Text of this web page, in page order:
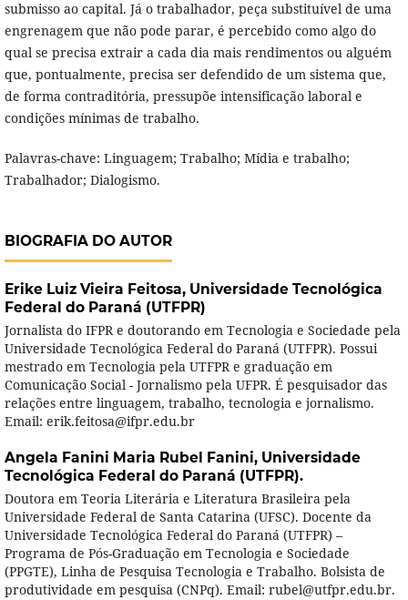
submisso ao capital. Já o trabalhador, peça substituível de uma
engrenagem que não pode parar, é percebido como algo do
qual se precisa extrair a cada dia mais rendimentos ou alguém
que, pontualmente, precisa ser defendido de um sistema que,
de forma contraditória, pressupõe intensificação laboral e
condições mínimas de trabalho.
Palavras-chave: Linguagem; Trabalho; Mídia e trabalho;
Trabalhador; Dialogismo.
BIOGRAFIA DO AUTOR
Erike Luiz Vieira Feitosa, Universidade Tecnológica
Federal do Paraná (UTFPR)
Jornalista do IFPR e doutorando em Tecnologia e Sociedade pela
Universidade Tecnológica Federal do Paraná (UTFPR). Possui
mestrado em Tecnologia pela UTFPR e graduação em
Comunicação Social - Jornalismo pela UFPR. É pesquisador das
relações entre linguagem, trabalho, tecnologia e jornalismo.
Email: erik.feitosa@ifpr.edu.br
Angela Fanini Maria Rubel Fanini, Universidade
Tecnológica Federal do Paraná (UTFPR).
Doutora em Teoria Literária e Literatura Brasileira pela
Universidade Federal de Santa Catarina (UFSC). Docente da
Universidade Tecnológica Federal do Paraná (UTFPR) –
Programa de Pós-Graduação em Tecnologia e Sociedade
(PPGTE), Linha de Pesquisa Tecnologia e Trabalho. Bolsista de
produtividade em pesquisa (CNPq). Email: rubel@utfpr.edu.br.